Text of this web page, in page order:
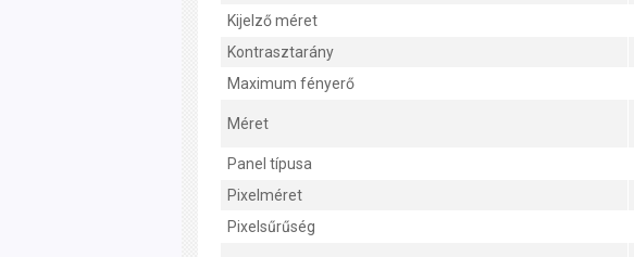
Kijelző méret
Kontrasztarány
Maximum fényerő
Méret
Panel típusa
Pixelméret
Pixelsűrűség